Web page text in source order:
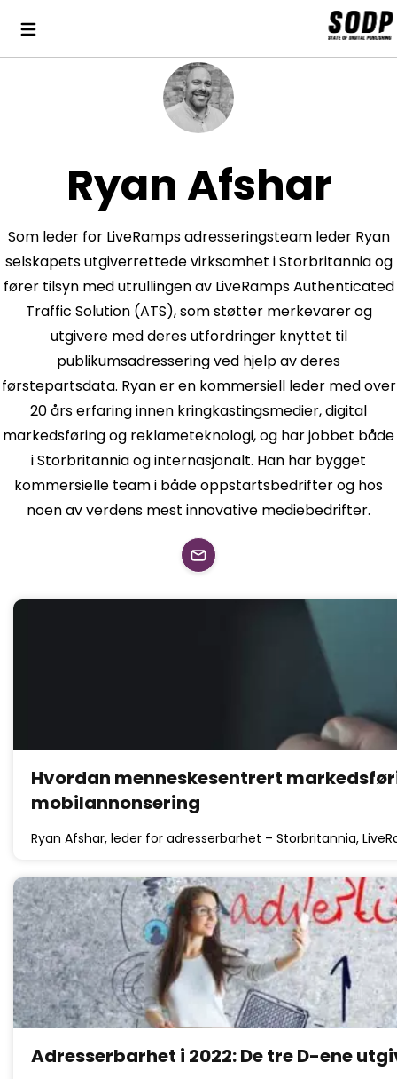
Ryan Afshar
Som leder for LiveRamps adresseringsteam leder Ryan
selskapets utgiverrettede virksomhet i Storbritannia og
fører tilsyn med utrullingen av LiveRamps Authenticated
Traffic Solution (ATS), som støtter merkevarer og
utgivere med deres utfordringer knyttet til
publikumsadressering ved hjelp av deres
førstepartsdata. Ryan er en kommersiell leder med over
20 års erfaring innen kringkastingsmedier, digital
markedsføring og reklameteknologi, og har jobbet både
i Storbritannia og internasjonalt. Han har bygget
kommersielle team i både oppstartsbedrifter og hos
noen av verdens mest innovative mediebedrifter.
Hvordan menneskesentrert
mobilannonsering
Ryan Afshar, leder for adresserbarhet – Storbritannia,
Adresserbarhet i 2022: De tre D-ene